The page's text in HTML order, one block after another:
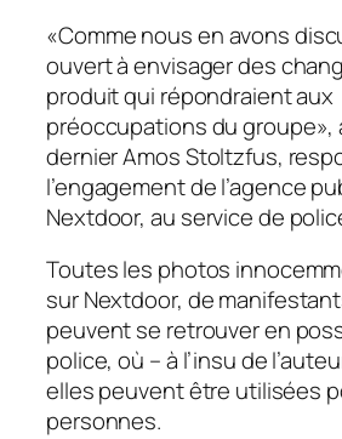
«Comme nous en avons
ouvert à envisager des
produit qui répondraient aux
préoccupations du groupe»,
dernier Amos Stoltzfus,
l’engagement de l’agence
Nextdoor, au service de
Toutes les photos
sur Nextdoor, de
peuvent se retrouver en
police, où – à l’insu de
elles peuvent être utilisées
personnes.